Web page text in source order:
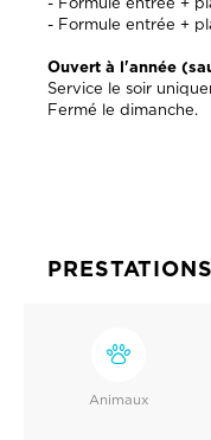
- Formule entrée +
Ouvert à l'année
Service le soir
Fermé le dimanche.
PRESTATIONS
Animaux